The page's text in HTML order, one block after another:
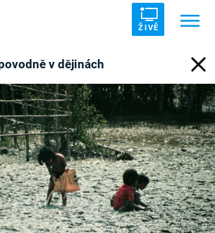
ŽIVĚ
UFO DRUHÁ SVĚTOVÁ VÁLKA
DÁVNOVĚKU
v dějinách